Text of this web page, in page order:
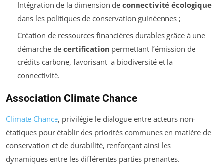
Intégration de la dimension de connectivité écologique
dans les politiques de conservation guinéennes ;
Création de ressources financières durables grâce à une
démarche de certification permettant l’émission de
crédits carbone, favorisant la biodiversité et la
connectivité.
Association Climate Chance
Climate Chance, privilégie le dialogue entre acteurs non-
étatiques pour établir des priorités communes en matière de
conservation et de durabilité, renforçant ainsi les
dynamiques entre les différentes parties prenantes.